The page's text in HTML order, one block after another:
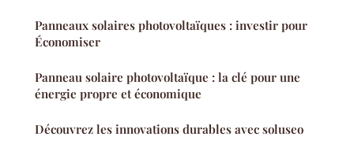
Panneaux solaires photovoltaïques : investir pour
Économiser
Panneau solaire photovoltaïque : la clé pour une
énergie propre et économique
Découvrez les innovations durables avec soluseo